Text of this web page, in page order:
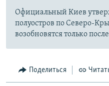
Официальный Киев
полуостров по Северо-
возобновятся только
Поделиться